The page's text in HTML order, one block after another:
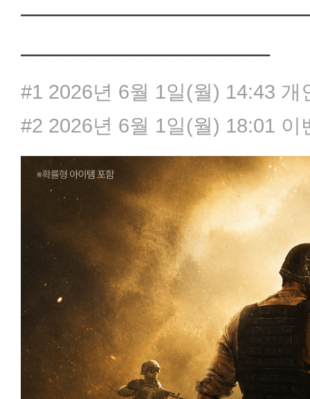
───────────────
#1 2026년 6월 1일(월) 14:43 개
#2 2026년 6월 1일(월) 18:01 이